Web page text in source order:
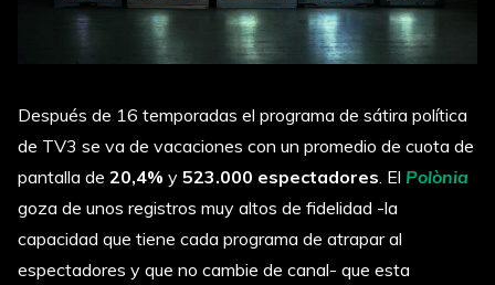
Después de 16 temporadas el programa de sátira política
de TV3 se va de vacaciones con un promedio de cuota de
pantalla de 20,4% y 523.000 espectadores . El Polònia
goza de unos registros muy altos de fidelidad -la
capacidad que tiene cada programa de atrapar al
espectadores y que no cambie de canal- que esta